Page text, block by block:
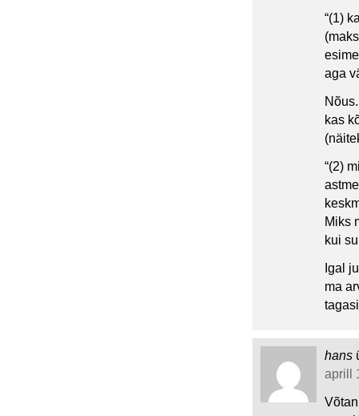
“(1)
aga
kas
“(2)
Miks
kui
Igal
ma
hans
aprill